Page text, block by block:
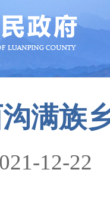
满族